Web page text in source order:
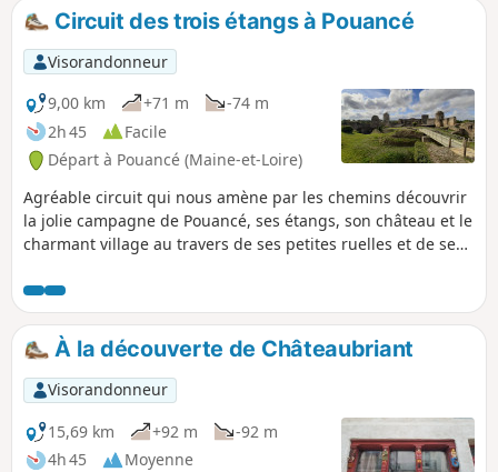
peut y être difficilement praticable.
Circuit des trois étangs à Pouancé
Visorandonneur
9,00 km
+71 m
-74 m
2h 45
Facile
Départ à Pouancé (Maine-et-Loire)
Agréable circuit qui nous amène par les chemins découvrir
la jolie campagne de Pouancé, ses étangs, son château et le
charmant village au travers de ses petites ruelles et de ses
avec de jolis points de vue.
À la découverte de Châteaubriant
Visorandonneur
15,69 km
+92 m
-92 m
4h 45
Moyenne